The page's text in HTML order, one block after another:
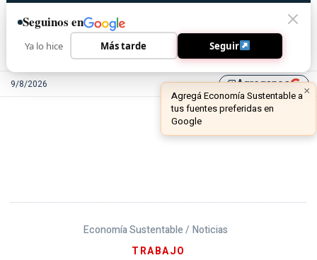
9/8/2026 library_addAgreganos
Economía Sustentable / Noticias
TRABAJO
Seguinos en
Ya lo hice Más tarde Seguir